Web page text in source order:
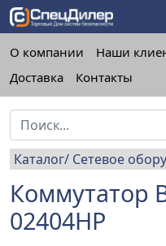
О компании Наши
Доставка
Контакты
Каталог Сетевое
Коммутатор
02404HP